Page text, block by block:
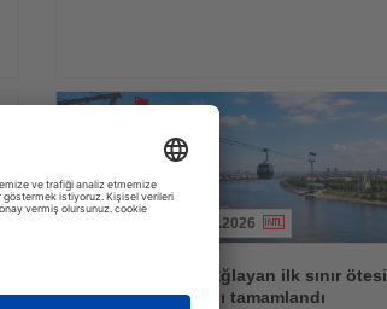
03.08.2026
Çin ile Rusya'yı bağlayan ilk sınır ötesi
teleferikte ana yapı tamamlandı